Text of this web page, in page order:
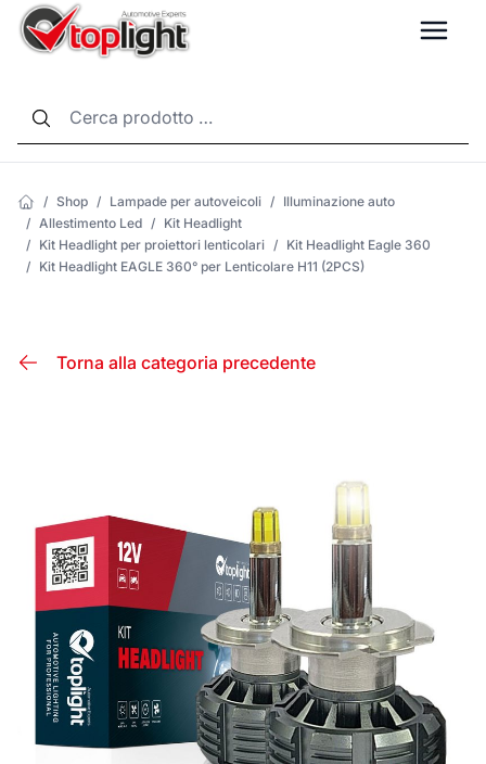
/ Shop / Lampade per autoveicoli / Illuminazione auto
/ Allestimento Led / Kit Headlight
/ Kit Headlight per proiettori lenticolari / Kit Headlight Eagle 360
/ Kit Headlight EAGLE 360° per Lenticolare H11 (2PCS)
Torna alla categoria precedente